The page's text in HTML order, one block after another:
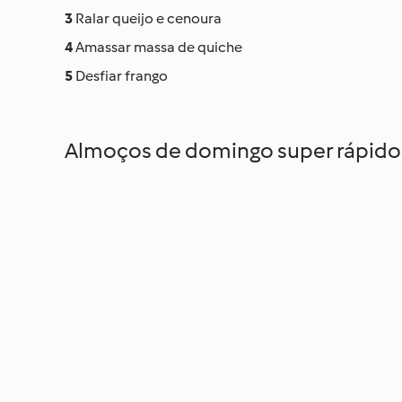
Ralar queijo e cenoura
Amassar massa de quiche
Desfiar frango
Almoços de domingo super